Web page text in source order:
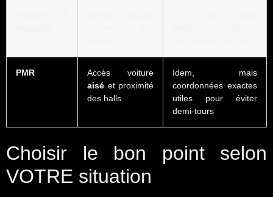
PMR
Accès voiture
aisé et proximité
des halls
Idem, mais
coordonnées exactes
utiles pour éviter
demi-tours
Choisir le bon point selon
VOTRE situation